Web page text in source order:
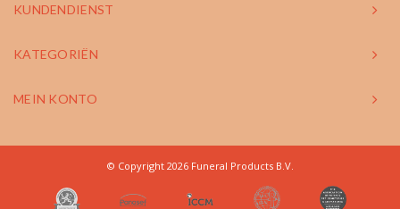
KUNDENDIENST
KATEGORIËN
MEIN KONTO
© Copyright 2026 Funeral Products B.V.